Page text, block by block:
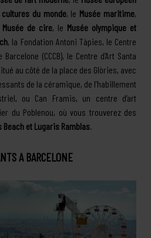
cultures du monde, le Musée maritime,
Musée de cire, le Musée olympique et
, la Fondation Antoni Tàpies, le Centre
(CCCB), le Centre d’Art Santa
au côté de la place des Glòries, avec
de la céramique, de l’habillement
ou Can Framis, un centre d’art
du Poblenou, où vous trouverez des
Beach et Lugaris Ramblas.
A BARCELONE